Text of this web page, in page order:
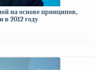
на основе принципов,
2012 году